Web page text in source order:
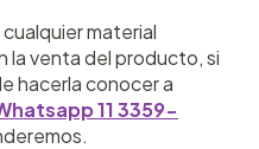
material
la venta del producto, si
hacerla conocer a
11 3359-